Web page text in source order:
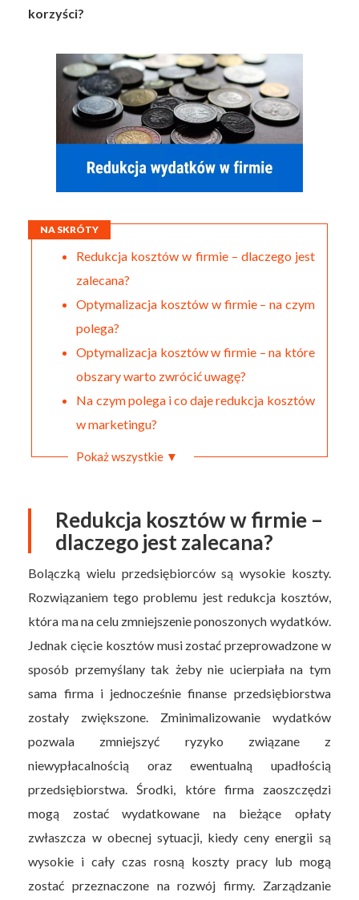
korzyści?
NA SKRÓTY
Redukcja kosztów w firmie – dlaczego jest
zalecana?
Optymalizacja kosztów w firmie – na czym
polega?
Optymalizacja kosztów w firmie – na które
obszary warto zwrócić uwagę?
Na czym polega i co daje redukcja kosztów
w marketingu?
Pokaż wszystkie ▼
Redukcja kosztów w firmie –
dlaczego jest zalecana?
Bolączką wielu przedsiębiorców są wysokie koszty.
Rozwiązaniem tego problemu jest redukcja kosztów,
która ma na celu zmniejszenie ponoszonych wydatków.
Jednak cięcie kosztów musi zostać przeprowadzone w
sposób przemyślany tak żeby nie ucierpiała na tym
sama firma i jednocześnie finanse przedsiębiorstwa
zostały zwiększone. Zminimalizowanie wydatków
pozwala zmniejszyć ryzyko związane z
niewypłacalnością oraz ewentualną upadłością
przedsiębiorstwa. Środki, które firma zaoszczędzi
mogą zostać wydatkowane na bieżące opłaty
zwłaszcza w obecnej sytuacji, kiedy ceny energii są
wysokie i cały czas rosną koszty pracy lub mogą
zostać przeznaczone na rozwój firmy. Zarządzanie